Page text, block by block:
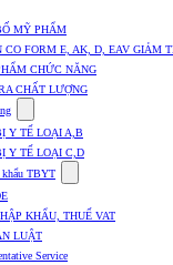
TBYT
MỸ PHẨM
CO FORM E, AK, D, EAV GIẢM
CHỨC NĂNG
CHẤT LƯỢNG
submenu
for
Thủ
tục
mặt
hàng
Y TẾ LOẠI A,B
Y TẾ LOẠI C,D
khẩu TBYT
submenu
Kinh
KHẨU, THUẾ VAT
LUẬT
Service